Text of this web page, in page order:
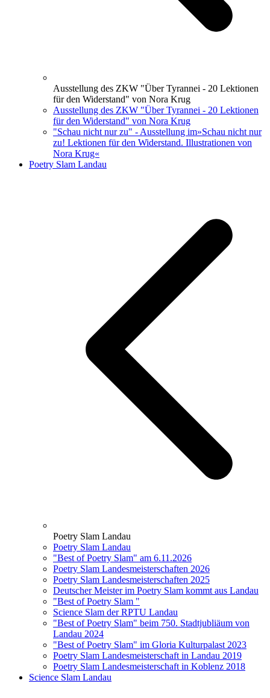
Ausstellung des ZKW "Über Tyrannei - 20 Lektionen
für den Widerstand" von Nora Krug
Ausstellung des ZKW "Über Tyrannei - 20 Lektionen
für den Widerstand" von Nora Krug
"Schau nicht nur zu" - Ausstellung im»Schau nicht nur
zu! Lektionen für den Widerstand. Illustrationen von
Nora Krug«
Poetry Slam Landau
Poetry Slam Landau
Poetry Slam Landau
"Best of Poetry Slam" am 6.11.2026
Poetry Slam Landesmeisterschaften 2026
Poetry Slam Landesmeisterschaften 2025
Deutscher Meister im Poetry Slam kommt aus Landau
"Best of Poetry Slam "
Science Slam der RPTU Landau
"Best of Poetry Slam" beim 750. Stadtjubliäum von
Landau 2024
"Best of Poetry Slam" im Gloria Kulturpalast 2023
Poetry Slam Landesmeisterschaft in Landau 2019
Poetry Slam Landesmeisterschaft in Koblenz 2018
Science Slam Landau